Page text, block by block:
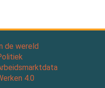
de wereld
4.0